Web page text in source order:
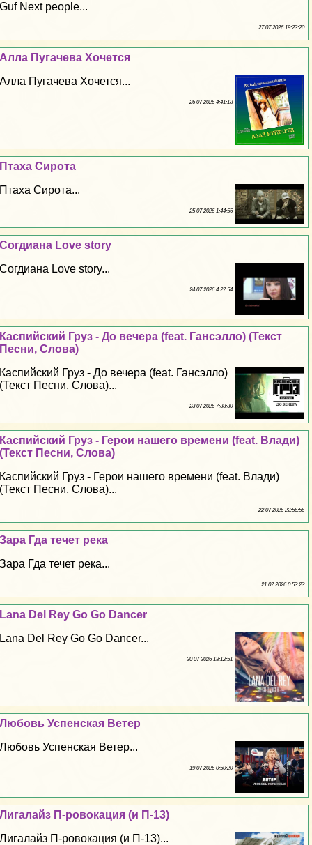
Guf Next people...
27 07 2026 19:23:20
Алла Пугачева Хочется
Алла Пугачева Хочется...
26 07 2026 4:41:18
Птаха Сирота
Птаха Сирота...
25 07 2026 1:44:56
Согдиана Love story
Согдиана Love story...
24 07 2026 4:27:54
Каспийский Груз - До вечера (feat. Гансэлло) (Текст
Песни, Слова)
Каспийский Груз - До вечера (feat. Гансэлло)
(Текст Песни, Слова)...
23 07 2026 7:33:30
Каспийский Груз - Герои нашего времени (feat. Влади)
(Текст Песни, Слова)
Каспийский Груз - Герои нашего времени (feat. Влади)
(Текст Песни, Слова)...
22 07 2026 22:56:56
Зара Гда течет река
Зара Гда течет река...
21 07 2026 0:53:23
Lana Del Rey Go Go Dancer
Lana Del Rey Go Go Dancer...
20 07 2026 18:12:51
Любовь Успенская Ветер
Любовь Успенская Ветер...
19 07 2026 0:50:20
Лигалайз П-ровокация (и П-13)
Лигалайз П-ровокация (и П-13)...